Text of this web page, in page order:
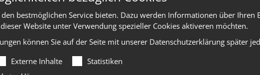
bestmöglichen Service bieten. Dazu werden Informationen über Ihren
Website unter Verwendung spezieller Cookies aktiveren möchten.
können Sie auf der Seite mit unserer Datenschutzerklärung später
Externe Inhalte Statistiken